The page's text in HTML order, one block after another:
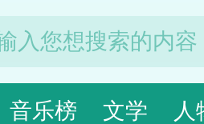
音乐榜 文学 人